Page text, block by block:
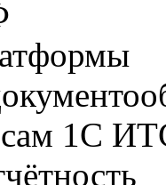
1С